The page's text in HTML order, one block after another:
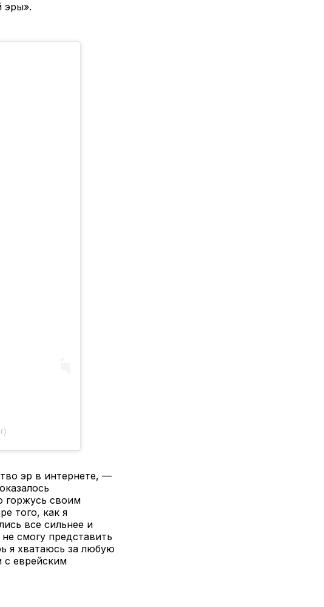
эры».
эр в интернете, —
горжусь своим
того, как я
все сильнее и
смогу представить
я хватаюсь за любую
с еврейским